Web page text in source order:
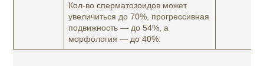
Кол-во сперматозоидов может
увеличиться до 70%, прогрессивная
подвижность — до 54%, а
морфология — до 40%.